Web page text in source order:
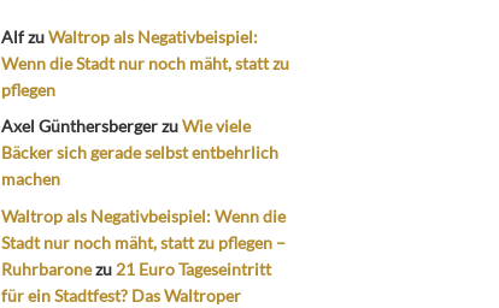
AlfzuWaltrop als Negativbeispiel:
Wenn die Stadt nur noch mäht, statt zu
pflegen
Axel GünthersbergerzuWie viele
Bäcker sich gerade selbst entbehrlich
machen
Waltrop als Negativbeispiel: Wenn die
Stadt nur noch mäht, statt zu pflegen –
Ruhrbaronezu 21 Euro Tageseintritt
für ein Stadtfest? Das Waltroper